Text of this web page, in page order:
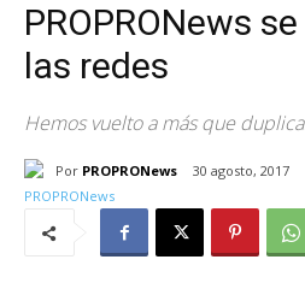
PROPRONews
las redes
Hemos vuelto a más que
Por PROPRONews 30 agosto, 2017